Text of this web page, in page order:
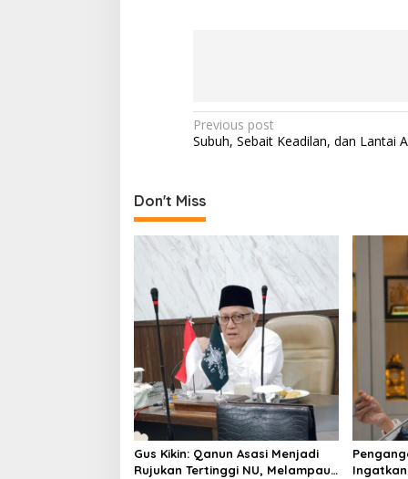
P
o
t
n
a
v
i
g
a
t
i
o
n
Previous post
Subuh, Sebait Keadilan, dan Lantai
Don't Miss
Gus Kikin: Qanun Asasi Menjadi
Rujukan Tertinggi NU, Melampaui